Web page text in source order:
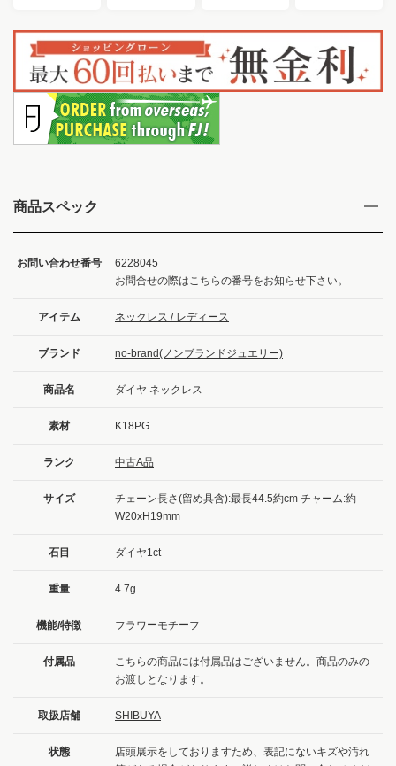
商品スペック
お問い合わせ番号
6228045
お問合せの際はこちらの番号をお知らせ下さい。
アイテム ネックレス / レディース
ブランド no-brand(ノンブランドジュエリー)
商品名 ダイヤ ネックレス
素材 K18PG
ランク 中古A品
サイズ
チェーン長さ(留め具含):最長44.5約cm チャーム:約
W20xH19mm
石目 ダイヤ1ct
重量 4.7g
機能/特徴 フラワーモチーフ
付属品
こちらの商品には付属品はございません。商品のみの
お渡しとなります。
取扱店舗 SHIBUYA
状態
店頭展示をしておりますため、表記にないキズや汚れ